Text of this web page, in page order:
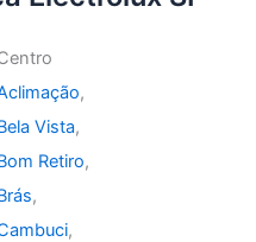
,
Vista,
Retiro,
,
,